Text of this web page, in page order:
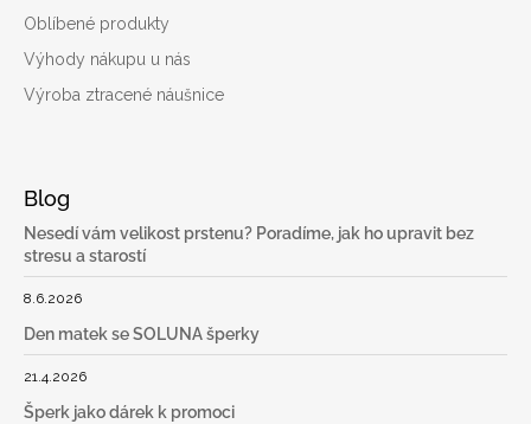
Oblíbené produkty
Výhody nákupu u nás
Výroba ztracené náušnice
Blog
Nesedí vám velikost prstenu? Poradíme, jak ho upravit bez
stresu a starostí
8.6.2026
Den matek se SOLUNA šperky
21.4.2026
Šperk jako dárek k promoci